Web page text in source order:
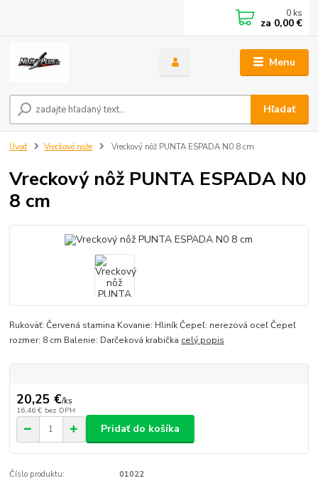
Menu
Hľadať
0 ks
za 0,00 €
Úvod Vreckové nože Vreckový nôž PUNTA ESPADA N0 8 cm
Vreckový nôž PUNTA ESPADA N0
8 cm
Rukoväť: Červená stamina Kovanie: Hliník Čepeľ: nerezová oceľ Čepeľ
rozmer: 8 cm Balenie: Darčeková krabička celý popis
20,25 €/ks
16,46 € bez DPH
Pridať do košíka
Číslo produktu: 01022